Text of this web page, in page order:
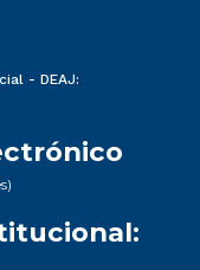
- DEAJ: